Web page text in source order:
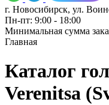
г. Новосибирск, ул.
Пн-пт: 9:00 - 18:00
Минимальная сумма
Главная
Каталог
Verenitsa